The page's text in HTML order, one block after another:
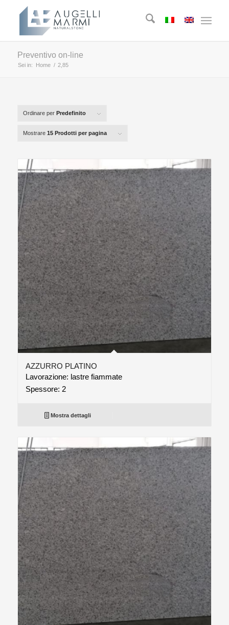
Preventivo on-line
Sei in: Home / 2,85
Ordinare per Predefinito
Mostrare 15 Prodotti per pagina
AZZURRO PLATINO
Lavorazione: lastre fiammate
Spessore: 2
Mostra dettagli